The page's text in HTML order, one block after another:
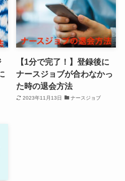
【1分で完了！】登録後に
ナースジョブが合わなかっ
た時の退会方法
2023年11月13日 ナースジョブ